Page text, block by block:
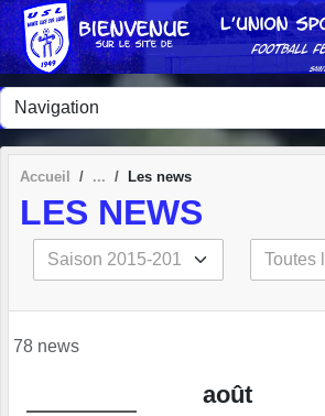
Accueil Les news
LES NEWS
78 news
août
Panneau de gestion des cookies